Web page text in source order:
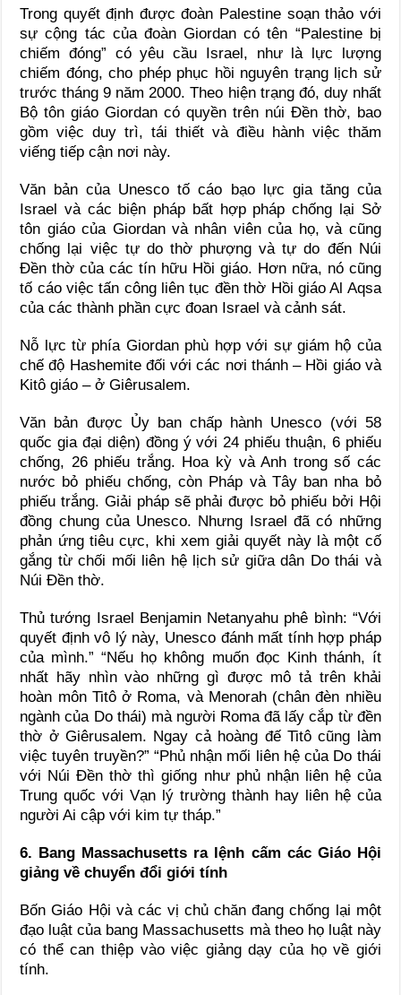
Trong quyết định được đoàn Palestine soạn thảo với
sự cộng tác của đoàn Giordan có tên “Palestine bị
chiếm đóng” có yêu cầu Israel, như là lực lượng
chiếm đóng, cho phép phục hồi nguyên trạng lịch sử
trước tháng 9 năm 2000. Theo hiện trạng đó, duy nhất
Bộ tôn giáo Giordan có quyền trên núi Đền thờ, bao
gồm việc duy trì, tái thiết và điều hành việc thăm
viếng tiếp cận nơi này.
Văn bản của Unesco tố cáo bạo lực gia tăng của
Israel và các biện pháp bất hợp pháp chống lại Sở
tôn giáo của Giordan và nhân viên của họ, và cũng
chống lại việc tự do thờ phượng và tự do đến Núi
Đền thờ của các tín hữu Hồi giáo. Hơn nữa, nó cũng
tố cáo việc tấn công liên tục đền thờ Hồi giáo Al Aqsa
của các thành phần cực đoan Israel và cảnh sát.
Nỗ lực từ phía Giordan phù hợp với sự giám hộ của
chế độ Hashemite đối với các nơi thánh – Hồi giáo và
Kitô giáo – ở Giêrusalem.
Văn bản được Ủy ban chấp hành Unesco (với 58
quốc gia đại diện) đồng ý với 24 phiếu thuận, 6 phiếu
chống, 26 phiếu trắng. Hoa kỳ và Anh trong số các
nước bỏ phiếu chống, còn Pháp và Tây ban nha bỏ
phiếu trắng. Giải pháp sẽ phải được bỏ phiếu bởi Hội
đồng chung của Unesco. Nhưng Israel đã có những
phản ứng tiêu cực, khi xem giải quyết này là một cố
gắng từ chối mối liên hệ lịch sử giữa dân Do thái và
Núi Đền thờ.
Thủ tướng Israel Benjamin Netanyahu phê bình: “Với
quyết định vô lý này, Unesco đánh mất tính hợp pháp
của mình.” “Nếu họ không muốn đọc Kinh thánh, ít
nhất hãy nhìn vào những gì được mô tả trên khải
hoàn môn Titô ở Roma, và Menorah (chân đèn nhiều
ngành của Do thái) mà người Roma đã lấy cắp từ đền
thờ ở Giêrusalem. Ngay cả hoàng đế Titô cũng làm
việc tuyên truyền?” “Phủ nhận mối liên hệ của Do thái
với Núi Đền thờ thì giống như phủ nhận liên hệ của
Trung quốc với Vạn lý trường thành hay liên hệ của
người Ai cập với kim tự tháp.”
6. Bang Massachusetts ra lệnh cấm các Giáo Hội
giảng về chuyển đổi giới tính
Bốn Giáo Hội và các vị chủ chăn đang chống lại một
đạo luật của bang Massachusetts mà theo họ luật này
có thể can thiệp vào việc giảng dạy của họ về giới
tính.